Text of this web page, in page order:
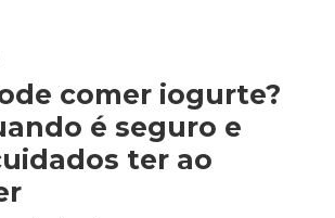
comer iogurte?
é seguro e
ter ao